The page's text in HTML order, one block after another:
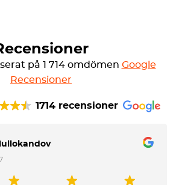
på 1 714 omdömen Google
Recensioner
1714 recensioner